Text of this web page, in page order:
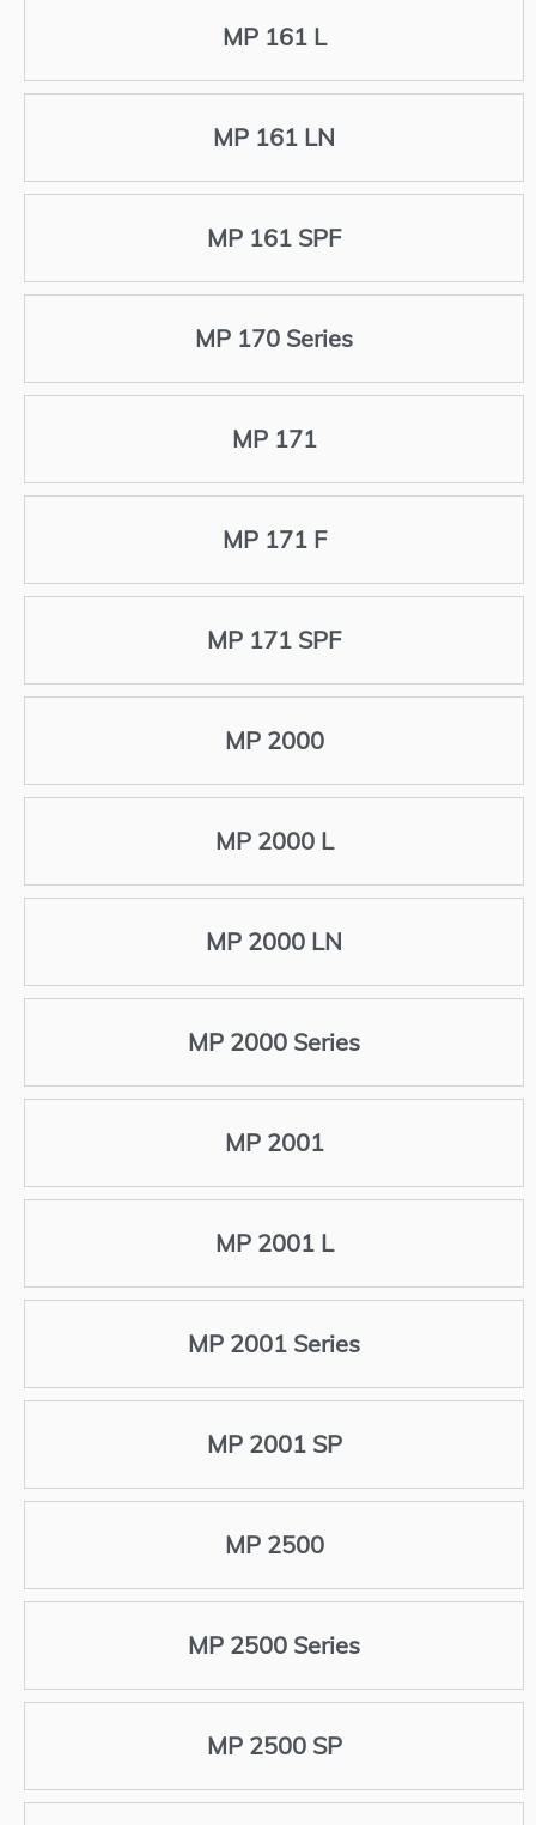
MP 161 L
MP 161 LN
MP 161 SPF
MP 170 Series
MP 171
MP 171 F
MP 171 SPF
MP 2000
MP 2000 L
MP 2000 LN
MP 2000 Series
MP 2001
MP 2001 L
MP 2001 Series
MP 2001 SP
MP 2500
MP 2500 Series
MP 2500 SP